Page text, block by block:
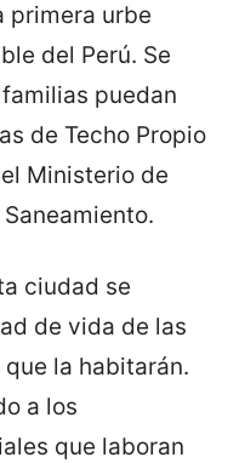
primera urbe
del Perú. Se
puedan
de Techo Propio
Ministerio de
ciudad se
de vida de las
que la habitarán.
a los
que laboran